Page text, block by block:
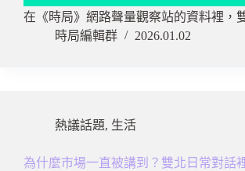
在《時局》網路聲量觀察站的資料裡，
時局編輯群
2026.01.02
熱議話題, 生活
為什麼市場一直被講到？雙北日常對話